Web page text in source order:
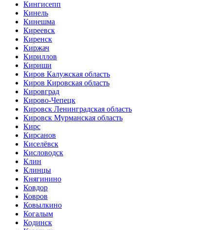
Кингисепп
Кинель
Кинешма
Киреевск
Киренск
Киржач
Кириллов
Кириши
Киров Калужская область
Киров Кировская область
Кировград
Кирово-Чепецк
Кировск Ленинградская область
Кировск Мурманская область
Кирс
Кирсанов
Киселёвск
Кисловодск
Клин
Клинцы
Княгинино
Ковдор
Ковров
Ковылкино
Когалым
Кодинск